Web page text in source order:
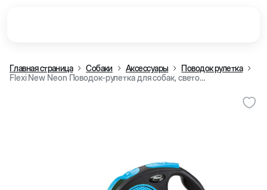
Главная страница Собаки Аксессуары
Поводок рулетка
Flexi New Neon Поводок-рулетка для собак, светоотражающая, неоновый голубой (S 15 кг, 5 м)